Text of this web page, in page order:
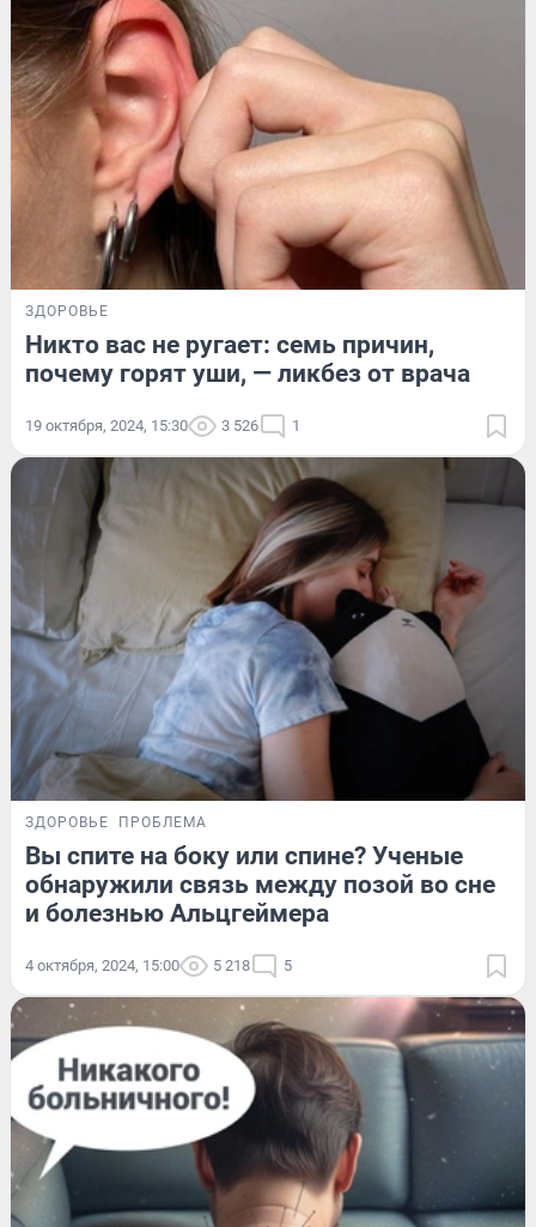
ЗДОРОВЬЕ
Никто вас не ругает: семь причин,
почему горят уши, — ликбез от врача
19 октября, 2024, 15:30 3 526 1
ЗДОРОВЬЕ ПРОБЛЕМА
Вы спите на боку или спине? Ученые
обнаружили связь между позой во сне
и болезнью Альцгеймера
4 октября, 2024, 15:00 5 218 5